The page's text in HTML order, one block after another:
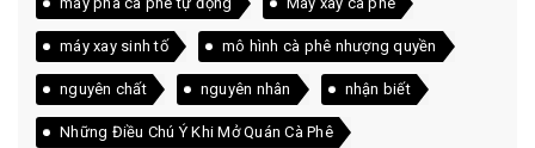
máy xay sinh tố mô hình cà phê nhượng quyền
nguyên chất nguyên nhân nhận biết
Những Điều Chú Ý Khi Mở Quán Cà Phê